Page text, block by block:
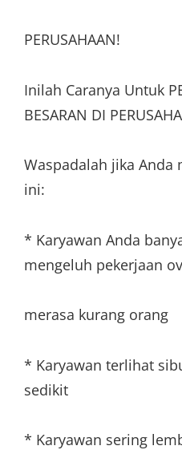
PERUSAHAAN!
Inilah Caranya Untuk
BESARAN DI
Waspadalah jika Anda
ini:
* Karyawan Anda
mengeluh pekerjaan
merasa kurang orang
* Karyawan terlihat
sedikit
* Karyawan sering